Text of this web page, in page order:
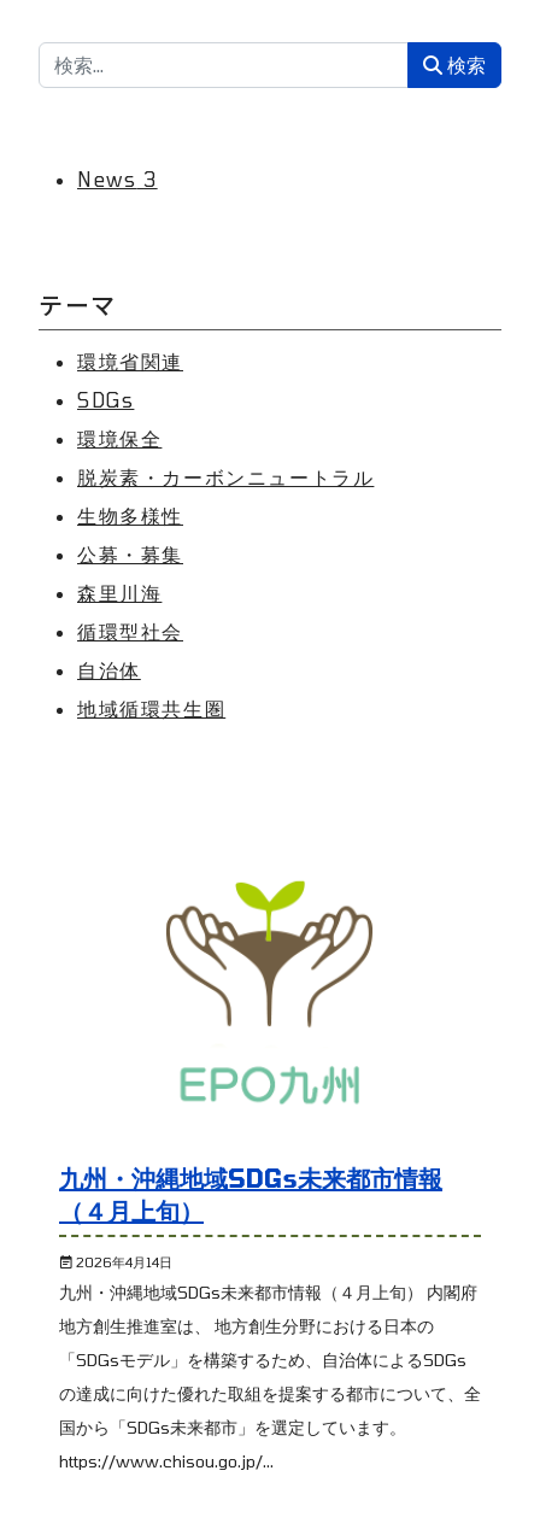
検索 検索
News 3
テーマ
環境省関連
SDGs
環境保全
脱炭素・カーボンニュートラル
生物多様性
公募・募集
森里川海
循環型社会
自治体
地域循環共生圏
九州・沖縄地域SDGs未来都市情報
（４月上旬）
2026年4月14日
九州・沖縄地域SDGs未来都市情報（４月上旬） 内閣府
地方創生推進室は、 地方創生分野における日本の
「SDGsモデル」を構築するため、自治体によるSDGs
の達成に向けた優れた取組を提案する都市について、全
国から「SDGs未来都市」を選定しています。
https://www.chisou.go.jp/...